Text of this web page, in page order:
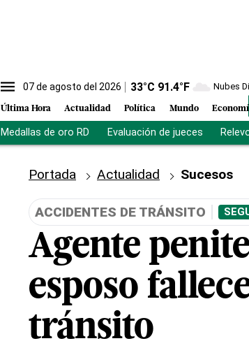
07 de agosto del 2026 33°C 91.4°F Nubes
Última Hora Actualidad Política Mundo
Medallas de oro RD Evaluación de jueces
Portada Actualidad Sucesos
ACCIDENTES DE TRÁNSITO
Agente
esposo
tránsito